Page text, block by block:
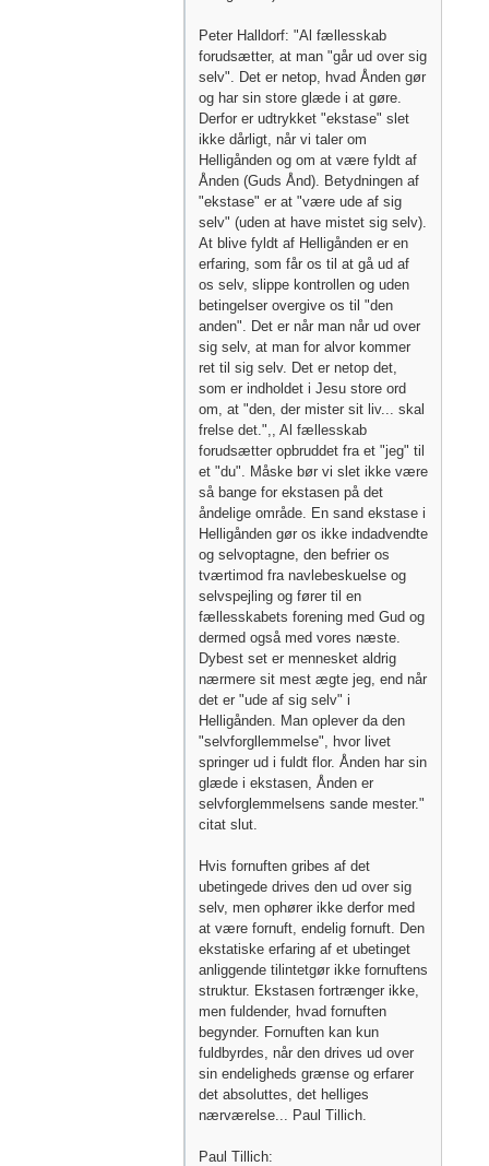
Peter Halldorf: "Al fællesskab
forudsætter, at man "går ud over sig
selv". Det er netop, hvad Ånden gør
og har sin store glæde i at gøre.
Derfor er udtrykket "ekstase" slet
ikke dårligt, når vi taler om
Helligånden og om at være fyldt af
Ånden (Guds Ånd). Betydningen af
"ekstase" er at "være ude af sig
selv" (uden at have mistet sig selv).
At blive fyldt af Helligånden er en
erfaring, som får os til at gå ud af
os selv, slippe kontrollen og uden
betingelser overgive os til "den
anden". Det er når man når ud over
sig selv, at man for alvor kommer
ret til sig selv. Det er netop det,
som er indholdet i Jesu store ord
om, at "den, der mister sit liv... skal
frelse det.",, Al fællesskab
forudsætter opbruddet fra et "jeg" til
et "du". Måske bør vi slet ikke være
så bange for ekstasen på det
åndelige område. En sand ekstase i
Helligånden gør os ikke indadvendte
og selvoptagne, den befrier os
tværtimod fra navlebeskuelse og
selvspejling og fører til en
fællesskabets forening med Gud og
dermed også med vores næste.
Dybest set er mennesket aldrig
nærmere sit mest ægte jeg, end når
det er "ude af sig selv" i
Helligånden. Man oplever da den
"selvforgllemmelse", hvor livet
springer ud i fuldt flor. Ånden har sin
glæde i ekstasen, Ånden er
selvforglemmelsens sande mester."
citat slut.
Hvis fornuften gribes af det
ubetingede drives den ud over sig
selv, men ophører ikke derfor med
at være fornuft, endelig fornuft. Den
ekstatiske erfaring af et ubetinget
anliggende tilintetgør ikke fornuftens
struktur. Ekstasen fortrænger ikke,
men fuldender, hvad fornuften
begynder. Fornuften kan kun
fuldbyrdes, når den drives ud over
sin endeligheds grænse og erfarer
det absoluttes, det helliges
nærværelse... Paul Tillich.
Paul Tillich: